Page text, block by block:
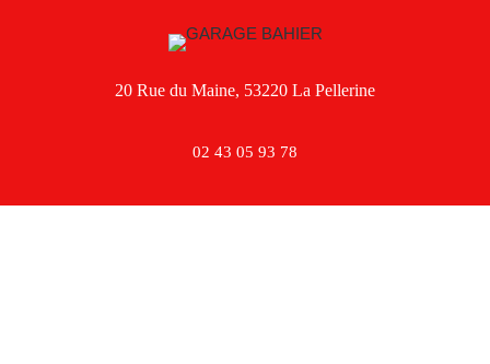
20 Rue du Maine, 53220 La Pellerine
02 43 05 93 78